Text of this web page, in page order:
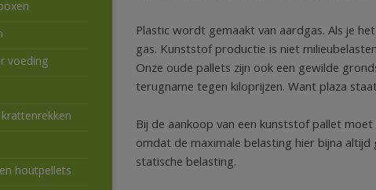
voeding
houtpellets
Plastic wordt gemaakt van aardgas. Als je
gas. Kunststof productie is niet
Onze oude pallets zijn ook een gewilde
terugname tegen kiloprijzen. Want plaza
Bij de aankoop van een kunststof pallet
omdat de maximale belasting hier bijna
statische belasting.